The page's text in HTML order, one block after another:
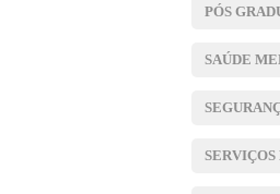
PÓS
SAÚDE